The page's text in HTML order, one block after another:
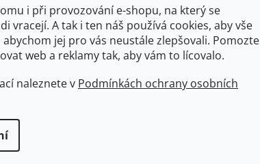
i při provozování e-shopu, na který se
vracejí. A tak i ten náš používá cookies, aby vše
jej pro vás neustále zlepšovali. Pomozte
web a reklamy tak, aby vám to lícovalo.
naleznete v Podmínkách ochrany osobních